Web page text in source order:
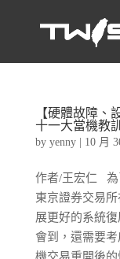
【硬體故障、
十一大當機教
by yenny| 10 月
作者/王宏仁 為
東京證券交易
展更好的系統
會到，還需要